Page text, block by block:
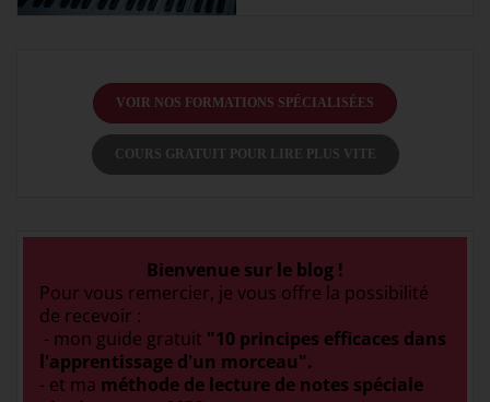
VOIR NOS FORMATIONS SPÉCIALISÉES
COURS GRATUIT POUR LIRE PLUS VITE